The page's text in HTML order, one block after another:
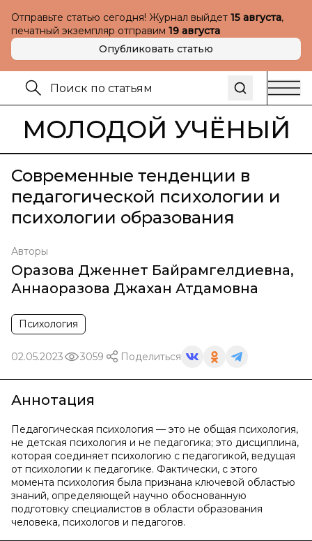
Отправьте статью сегодня! Журнал выйдет 15 августа,
печатный экземпляр отправим 19 августа
Опубликовать статью
МОЛОДОЙ УЧЁНЫЙ
Современные тенденции в
педагогической психологии и
психологии образования
Авторы
Оразова Дженнет Байрамгелдиевна,
Аннаоразова Джахан Атдамовна
Психология
02.05.2023 3059 Поделиться
Аннотация
Педагогическая психология — это не общая психология,
не детская психология и не педагогика; это дисциплина,
которая соединяет психологию с педагогикой, ведущая
от психологии к педагогике. Фактически, с этого
момента психология была признана ключевой областью
знаний, определяющей научно обоснованную
подготовку специалистов в области образования
человека, психологов и педагогов.